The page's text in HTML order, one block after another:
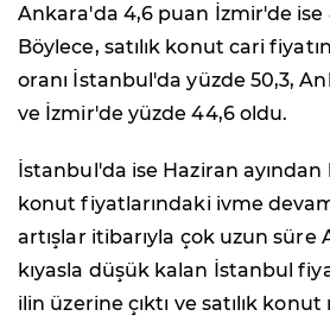
Ankara'da 4,6 puan İzmir'de ise
Böylece, satılık konut cari
oranı İstanbul'da yüzde 50,3,
ve İzmir'de yüzde 44,6 oldu.
İstanbul'da ise Haziran ayından
konut fiyatlarındaki ivme devam
artışlar itibarıyla çok uzun süre
kıyasla düşük kalan İstanbul
ilin üzerine çıktı ve satılık